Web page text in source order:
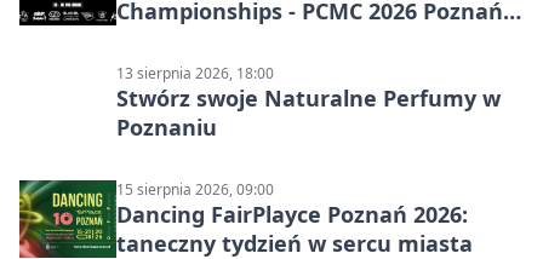
Championships - PCMC 2026 Poznań:
13 sierpnia 2026, 18:00
Stwórz swoje Naturalne Perfumy w
Poznaniu
15 sierpnia 2026, 09:00
Dancing FairPlayce Poznań 2026:
taneczny tydzień w sercu miasta